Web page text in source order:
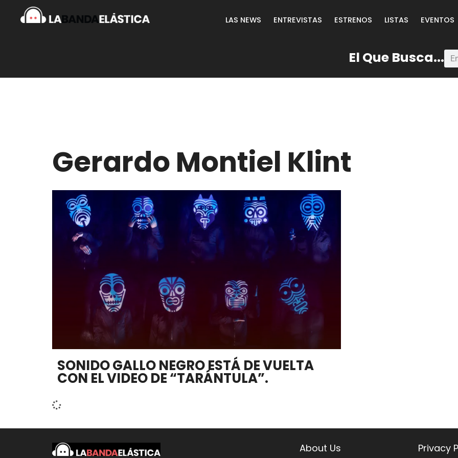
LAS NEWS ENTREVISTAS ESTRENOS LISTAS EVENTOS
El Que Busca...
Gerardo Montiel Klint
SONIDO GALLO NEGRO ESTÁ DE VUELTA
CON EL VIDEO DE “TARÁNTULA”.
About Us
Privacy